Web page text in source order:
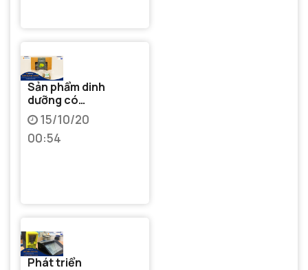
Sản phẩm dinh
dưỡng có
thành phần
Dây thìa canh
dùng cho
15/10/20
00:54
Phát triển